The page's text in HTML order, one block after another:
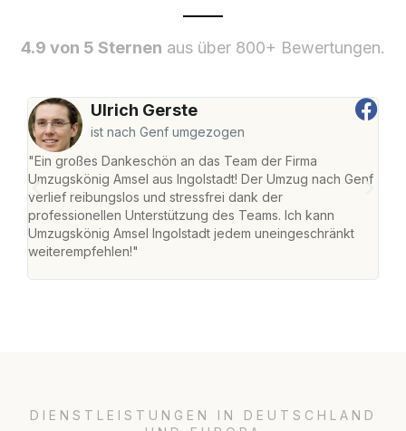
4.9 von 5 Sternen aus über 800+ Bewertungen.
Ulrich Gerste
ist nach Genf umgezogen
"Ein großes Dankeschön an das Team der Firma
Umzugskönig Amsel aus Ingolstadt! Der Umzug nach Genf
verlief reibungslos und stressfrei dank der
professionellen Unterstützung des Teams. Ich kann
Umzugskönig Amsel Ingolstadt jedem uneingeschränkt
weiterempfehlen!"
DIENSTLEISTUNGEN IN DEUTSCHLAND